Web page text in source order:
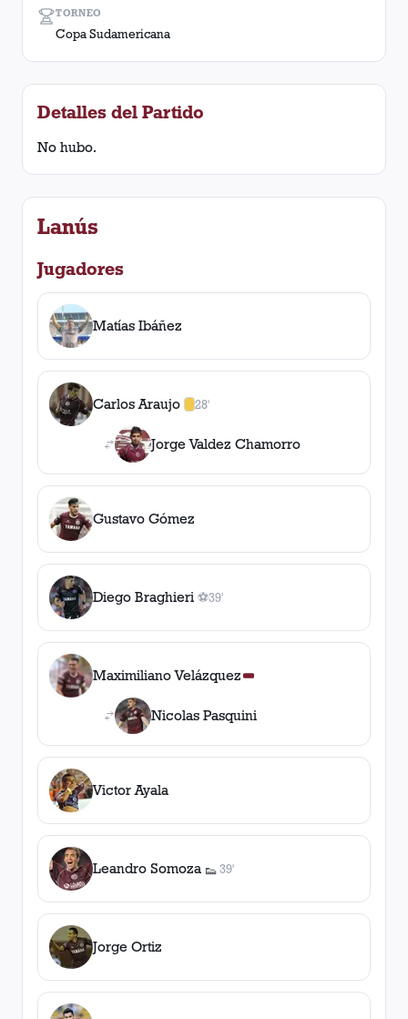
TORNEO
Copa Sudamericana
Detalles del Partido
No hubo.
Lanús
Jugadores
Matías Ibáñez
Carlos Araujo 28'
1amarilla
Jorge Valdez Chamorro
Gustavo Gómez
Diego Braghieri ⚽
1gol
39'
Maximiliano Velázquez
Nicolas Pasquini
Victor Ayala
Leandro Somoza 👟
1asistencia
39'
Jorge Ortiz